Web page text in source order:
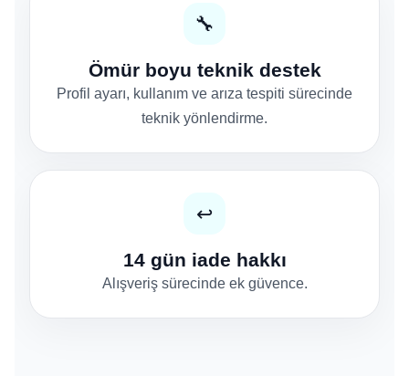
🔧
Ömür boyu teknik destek
Profil ayarı, kullanım ve arıza tespiti sürecinde
teknik yönlendirme.
↩️
14 gün iade hakkı
Alışveriş sürecinde ek güvence.